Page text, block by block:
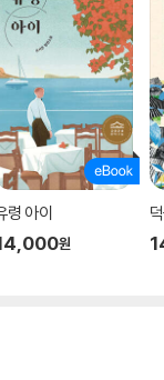
령 아이
원